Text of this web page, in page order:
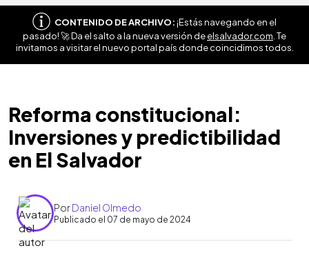
CONTENIDO DE ARCHIVO:¡Estás navegando en el
pasado! 🚀 Da el salto a la nueva versión deelsalvador.com . Te
invitamos a visitar el nuevo portal país donde coincidimos todos.
Reforma constitucional:
Inversiones y predictibilidad
en El Salvador
PorDaniel Olmedo
Publicado el 07 de mayo de 2024